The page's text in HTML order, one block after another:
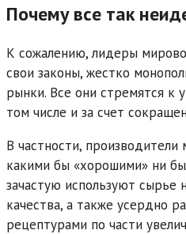
Почему все так
К сожалению, лидеры
свои законы, жестко
рынки. Все они стремятся к
том числе и за счет
В частности, производители
какими бы «хорошими» ни
зачастую используют сырье
качества, а также усердно
рецептурами по части